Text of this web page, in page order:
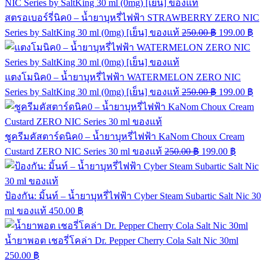
สตรอเบอร์รี่นิค0 – น้ำยาบุหรี่ไฟฟ้า STRAWBERRY ZERO NIC
Series by SaltKing 30 ml (0mg) [เย็น] ของแท้ 250.00฿ 199.00 ฿
แตงโมนิค0 – น้ำยาบุหรี่ไฟฟ้า WATERMELON ZERO NIC
Series by SaltKing 30 ml (0mg) [เย็น] ของแท้ 250.00฿ 199.00 ฿
ชูครีมคัสตาร์ดนิค0 – น้ำยาบุหรี่ไฟฟ้า KaNom Choux Cream
Custard ZERO NIC Series 30 ml ของแท้ 250.00฿ 199.00 ฿
ป้องกัน: มิ้นท์ – น้ำยาบุหรี่ไฟฟ้า Cyber Steam Subartic Salt Nic 30
ml ของแท้ 450.00 ฿
น้ำยาพอต เชอรี่โคล่า Dr. Pepper Cherry Cola Salt Nic 30ml
250.00 ฿